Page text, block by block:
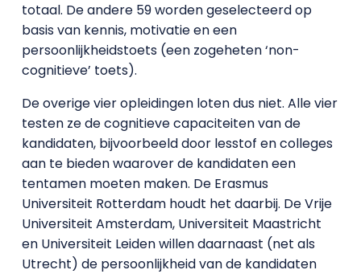
totaal. De andere 59 worden geselecteerd op
basis van kennis, motivatie en een
persoonlijkheidstoets (een zogeheten ‘non-
cognitieve’ toets).
De overige vier opleidingen loten dus niet. Alle vier
testen ze de cognitieve capaciteiten van de
kandidaten, bijvoorbeeld door lesstof en colleges
aan te bieden waarover de kandidaten een
tentamen moeten maken. De Erasmus
Universiteit Rotterdam houdt het daarbij. De Vrije
Universiteit Amsterdam, Universiteit Maastricht
en Universiteit Leiden willen daarnaast (net als
Utrecht) de persoonlijkheid van de kandidaten